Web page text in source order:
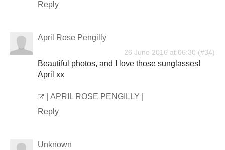
Reply
April Rose Pengilly
26 June 2016 at 06:30
Beautiful photos, and I love those sunglasses!
April xx
| APRIL ROSE PENGILLY |
Reply
Unknown